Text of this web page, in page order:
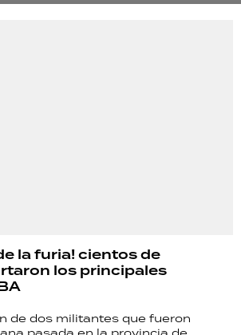
la furia! cientos de
los principales
de dos militantes que fueron